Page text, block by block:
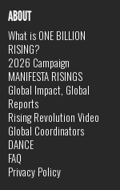
ABOUT
What is ONE BILLION
RISING?
2026 Campaign
MANIFESTA RISINGS
Global Impact, Global
Reports
Rising Revolution Video
Global Coordinators
DANCE
FAQ
Privacy Policy